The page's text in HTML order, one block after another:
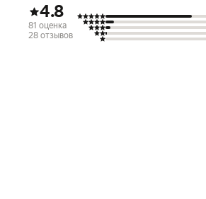
4.8
81 оценка
28 отзывов